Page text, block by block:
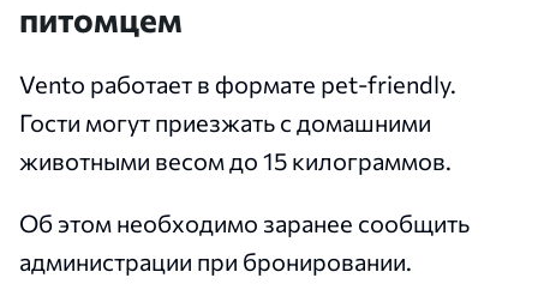
питомцем
Vento работает в формате pet-friendly.
Гости могут приезжать с домашними
животными весом до 15 килограммов.
Об этом необходимо заранее сообщить
администрации при бронировании.